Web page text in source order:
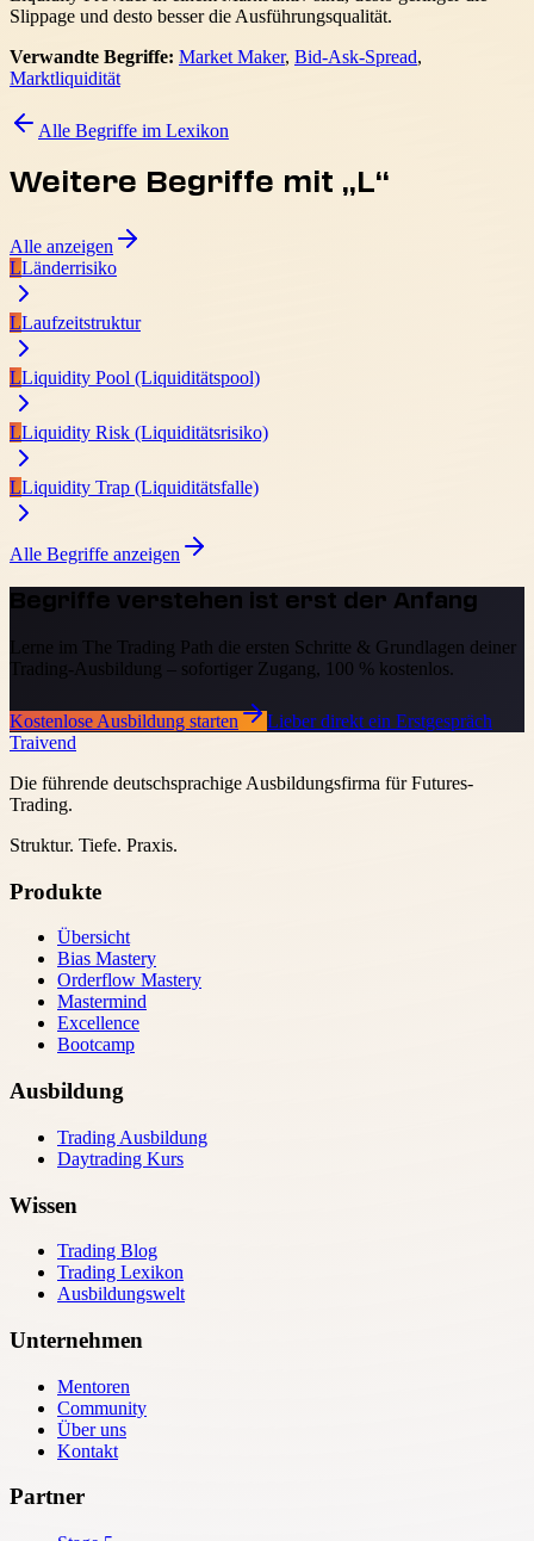
Slippage und desto besser die Ausführungsqualität.
Verwandte Begriffe: Market Maker, Bid-Ask-Spread,
Marktliquidität
Alle Begriffe im Lexikon
Weitere Begriffe mit „ L“
Alle anzeigen
LLänderrisiko
LLaufzeitstruktur
LLiquidity Pool (Liquiditätspool)
LLiquidity Risk (Liquiditätsrisiko)
LLiquidity Trap (Liquiditätsfalle)
Alle Begriffe anzeigen
Begriffe verstehen ist erst der Anfang
Lerne im The Trading Path die ersten Schritte & Grundlagen deiner
Trading-Ausbildung – sofortiger Zugang, 100 % kostenlos.
Kostenlose Ausbildung starten
Lieber direkt ein Erstgespräch
Traivend
Die führende deutschsprachige Ausbildungsfirma für Futures-
Trading.
Struktur. Tiefe. Praxis.
Produkte
Übersicht
Bias Mastery
Orderflow Mastery
Mastermind
Excellence
Bootcamp
Ausbildung
Trading Ausbildung
Daytrading Kurs
Wissen
Trading Blog
Trading Lexikon
Ausbildungswelt
Unternehmen
Mentoren
Community
Über uns
Kontakt
Partner